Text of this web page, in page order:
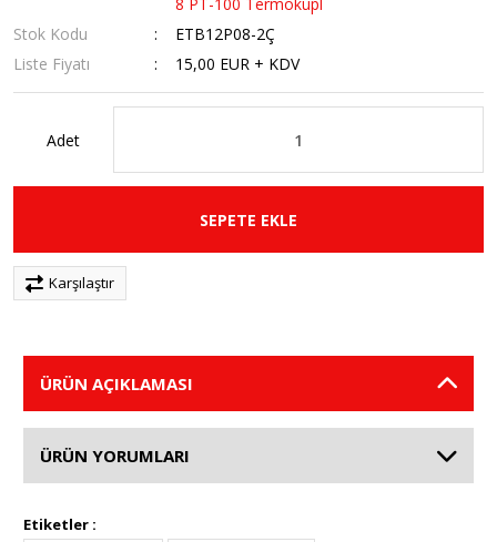
Stok Kodu
ETB12P08-2Ç
Liste Fiyatı
15,00 EUR + KDV
Adet
SEPETE EKLE
Karşılaştır
ÜRÜN AÇIKLAMASI
ÜRÜN YORUMLARI
Etiketler :